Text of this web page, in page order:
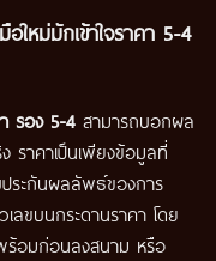
หม่มักเข้าใจราคา 5-4
รอง 5-4 สามารถบอกผล
ราคาเป็นเพียงข้อมูลที่
ประกันผลลัพธ์ของการ
ลขบนกระดานราคา โดย
อมก่อนลงสนาม หรือ